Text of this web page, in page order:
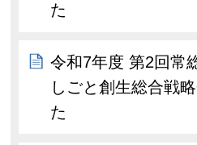
た
令和7年度 第2回常
しごと創生総合戦
た